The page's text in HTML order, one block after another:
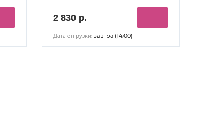
2 830 р.
Дата отгрузки: завтра (14:00)